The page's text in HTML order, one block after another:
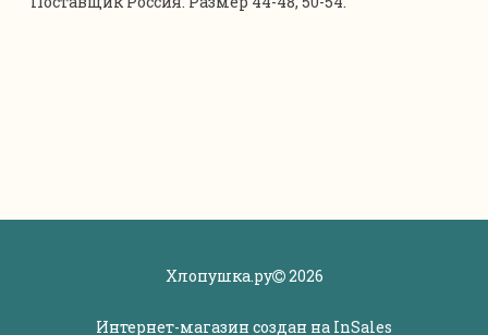
Хлопушка.ру 2026
Интернет-магазин создан на InSales